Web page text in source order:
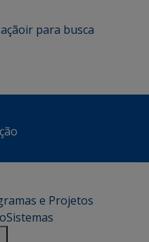
ir para busca
e Projetos
Sistemas